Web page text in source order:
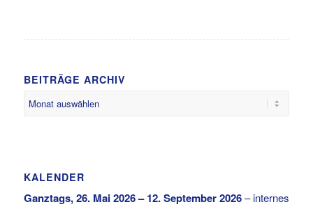
BEITRÄGE ARCHIV
KALENDER
Ganztags,26. Mai 2026– 12. September 2026–internes